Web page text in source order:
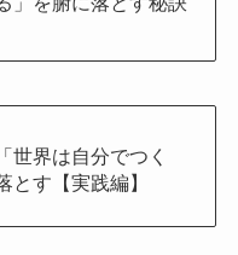
世界は自分でつく
とす【実践編】